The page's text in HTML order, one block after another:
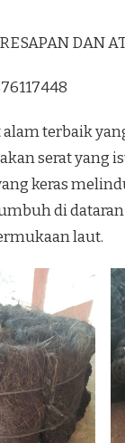
DAN
terbaik
serat yang
keras
di
laut.